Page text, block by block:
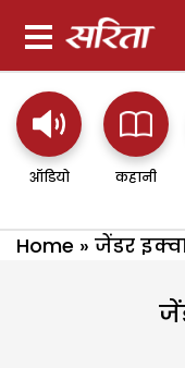
ऑडियो कहानी
Home » जेंडर